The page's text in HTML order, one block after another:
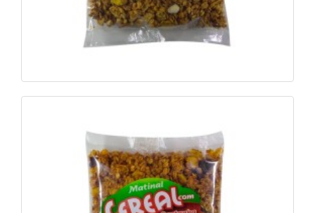
Cereal Matinal com Castanha do Pará 300g
Ver foto Saiba mais